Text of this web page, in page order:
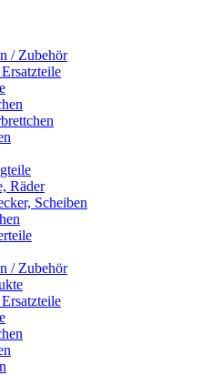
/ Zubehör
Räder
Scheiben
/ Zubehör